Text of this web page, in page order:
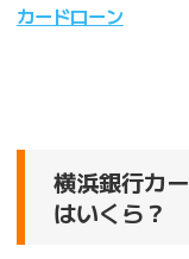
カードローン
横浜銀行カ
はいくら？